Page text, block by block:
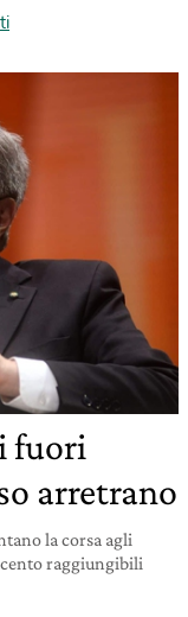
fuori
arretrano
la corsa agli
raggiungibili